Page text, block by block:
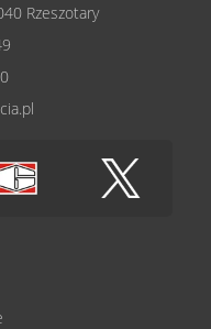
Rzeszotary